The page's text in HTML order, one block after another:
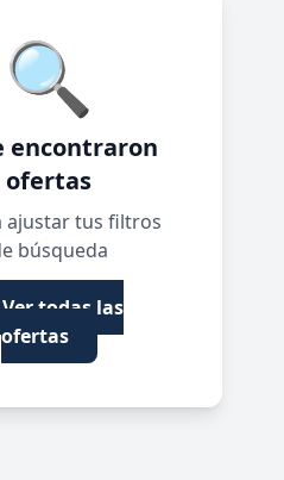
🔍
encontraron
ofertas
ajustar tus filtros
búsqueda
Ver todas las
ofertas